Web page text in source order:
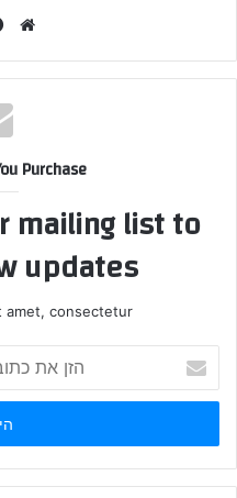
Purchase
mailing list to
updates!
amet, consectetur.
את
כתובת
שלך